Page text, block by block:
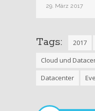
29. März 2017
Tags: 2017
Cloud und
Datacenter